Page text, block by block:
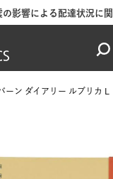
の影響による配達状況に
ーン ダイアリー ルブリカ L